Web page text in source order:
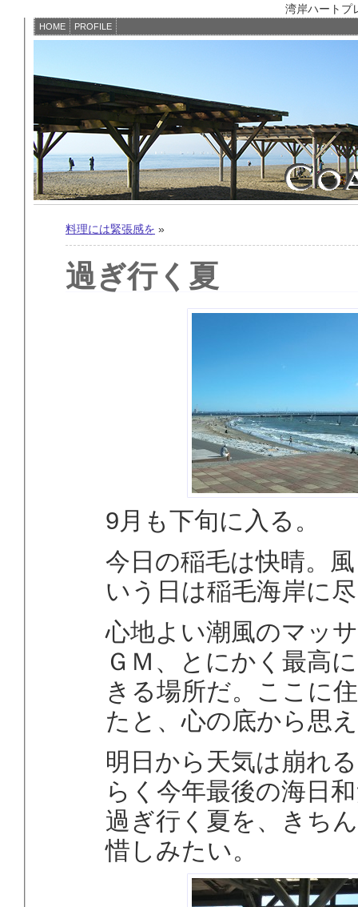
湾岸ハート
HOME PROFILE
料理には緊張感を »
過ぎ行く夏
9月も下旬に入る。
今日の稲毛は快晴。
いう日は稲毛海岸に
心地よい潮風のマッ
ＧＭ、とにかく最高
きる場所だ。ここに
たと、心の底から思
明日から天気は崩れ
らく今年最後の海日
過ぎ行く夏を、きち
惜しみたい。